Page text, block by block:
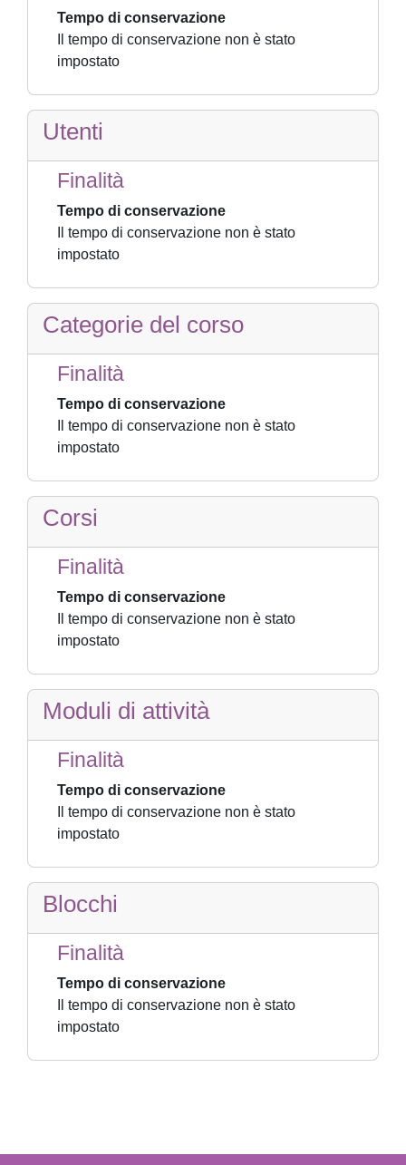
Tempo di conservazione
Il tempo di conservazione non è stato
impostato
Utenti
Finalità
Tempo di conservazione
Il tempo di conservazione non è stato
impostato
Categorie del corso
Finalità
Tempo di conservazione
Il tempo di conservazione non è stato
impostato
Corsi
Finalità
Tempo di conservazione
Il tempo di conservazione non è stato
impostato
Moduli di attività
Finalità
Tempo di conservazione
Il tempo di conservazione non è stato
impostato
Blocchi
Finalità
Tempo di conservazione
Il tempo di conservazione non è stato
impostato